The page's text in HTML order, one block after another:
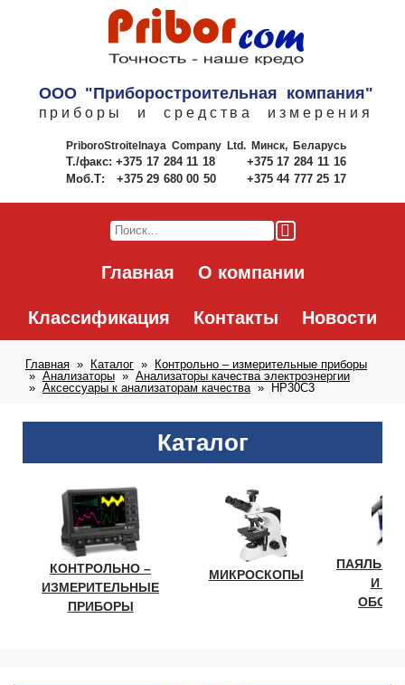
ООО "Приборостроительная компания"
приборы и средства измерения
PriboroStroitelnaya Company Ltd.Минск, Беларусь
Т./факс: +375 17 284 11 18
+375 17 284 11 16
Моб.Т:
+375 29 680 00 50 +375 44 777 25 17
Главная О компании
Классификация Контакты Новости
Главная Каталог
Контрольно – измерительные приборы
Анализаторы
Анализаторы качества электроэнергии
Аксессуары к анализаторам качества
HP30C3
Каталог
КОНТРОЛЬНО –
ИЗМЕРИТЕЛЬНЫЕ
ПРИБОРЫ
МИКРОСКОПЫ
И